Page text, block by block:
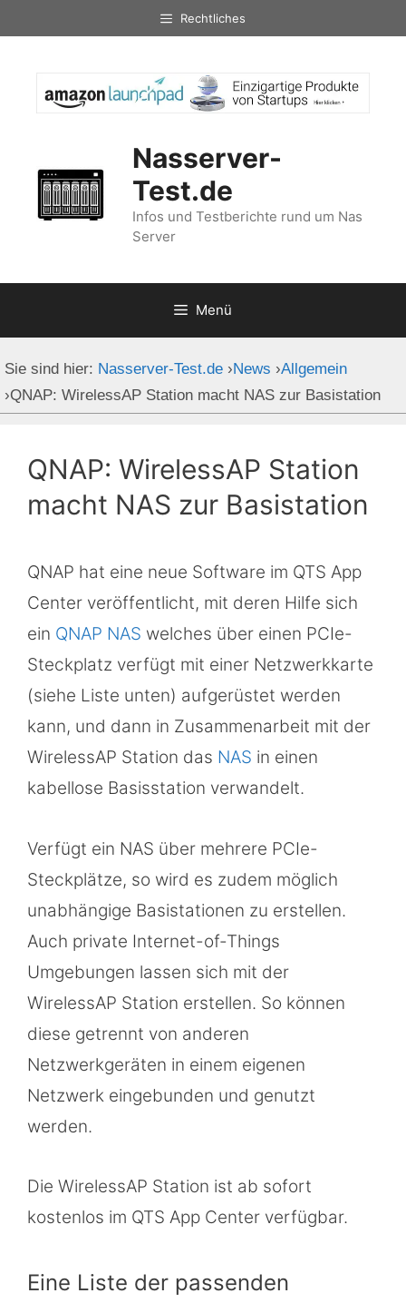
Rechtliches
Nasserver-
Test.de
Infos und Testberichte rund um Nas
Server
Menü
Sie sind hier: Nasserver-Test.de ›News ›Allgemein
›QNAP: WirelessAP Station macht NAS zur Basistation
QNAP: WirelessAP Station
macht NAS zur Basistation
QNAP hat eine neue Software im QTS App
Center veröffentlicht, mit deren Hilfe sich
ein QNAP NAS welches über einen PCIe-
Steckplatz verfügt mit einer Netzwerkkarte
(siehe Liste unten) aufgerüstet werden
kann, und dann in Zusammenarbeit mit der
WirelessAP Station das NAS in einen
kabellose Basisstation verwandelt.
Verfügt ein NAS über mehrere PCIe-
Steckplätze, so wird es zudem möglich
unabhängige Basistationen zu erstellen.
Auch private Internet-of-Things
Umgebungen lassen sich mit der
WirelessAP Station erstellen. So können
diese getrennt von anderen
Netzwerkgeräten in einem eigenen
Netzwerk eingebunden und genutzt
werden.
Die WirelessAP Station ist ab sofort
kostenlos im QTS App Center verfügbar.
Eine Liste der passenden